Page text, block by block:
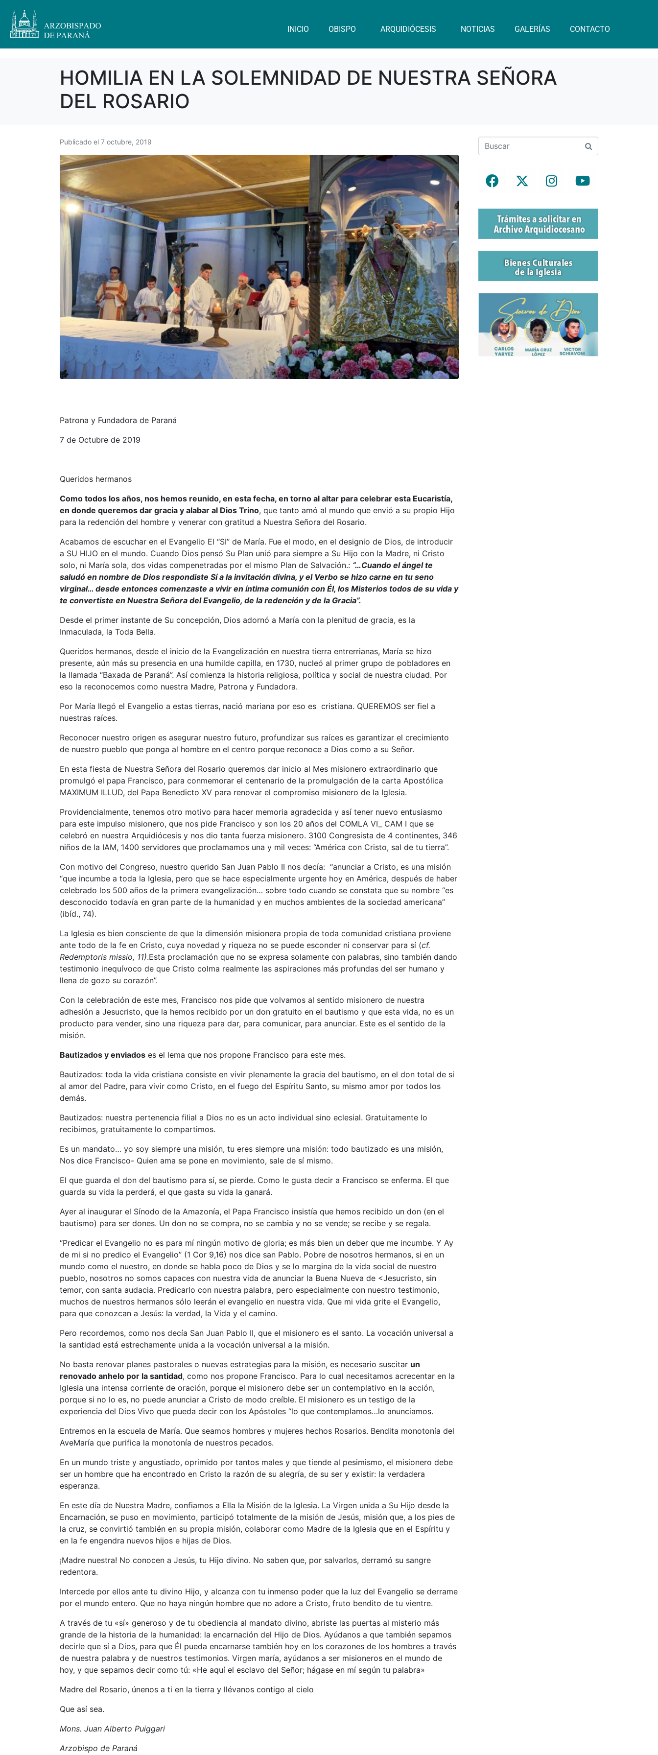
INICIO OBISPO ARQUIDIÓCESIS NOTICIAS GALERÍAS CONTACTO
HOMILIA EN LA SOLEMNIDAD DE NUESTRA SEÑORA
DEL ROSARIO
Publicado el 7 octubre, 2019
Patrona y Fundadora de Paraná
7 de Octubre de 2019
Queridos hermanos
Como todos los años, nos hemos reunido, en esta fecha, en torno al altar para celebrar esta Eucaristía,
en donde queremos dar gracia y alabar al Dios Trino, que tanto amó al mundo que envió a su propio Hijo
para la redención del hombre y venerar con gratitud a Nuestra Señora del Rosario.
Acabamos de escuchar en el Evangelio El “SI” de María. Fue el modo, en el designio de Dios, de introducir
a SU HIJO en el mundo. Cuando Dios pensó Su Plan unió para siempre a Su Hijo con la Madre, ni Cristo
solo, ni María sola, dos vidas compenetradas por el mismo Plan de Salvación.: “…Cuando el ángel te
saludó en nombre de Dios respondiste Sí a la invitación divina, y el Verbo se hizo carne en tu seno
virginal… desde entonces comenzaste a vivir en íntima comunión con Él, los Misterios todos de su vida y
te convertiste en Nuestra Señora del Evangelio, de la redención y de la Gracia”.
Desde el primer instante de Su concepción, Dios adornó a María con la plenitud de gracia, es la
Inmaculada, la Toda Bella.
Queridos hermanos, desde el inicio de la Evangelización en nuestra tierra entrerrianas, María se hizo
presente, aún más su presencia en una humilde capilla, en 1730, nucleó al primer grupo de pobladores en
la llamada “Baxada de Paraná”. Así comienza la historia religiosa, política y social de nuestra ciudad. Por
eso la reconocemos como nuestra Madre, Patrona y Fundadora.
Por María llegó el Evangelio a estas tierras, nació mariana por eso es cristiana. QUEREMOS ser fiel a
nuestras raíces.
Reconocer nuestro origen es asegurar nuestro futuro, profundizar sus raíces es garantizar el crecimiento
de nuestro pueblo que ponga al hombre en el centro porque reconoce a Dios como a su Señor.
En esta fiesta de Nuestra Señora del Rosario queremos dar inicio al Mes misionero extraordinario que
promulgó el papa Francisco, para conmemorar el centenario de la promulgación de la carta Apostólica
MAXIMUM ILLUD, del Papa Benedicto XV para renovar el compromiso misionero de la Iglesia.
Providencialmente, tenemos otro motivo para hacer memoria agradecida y así tener nuevo entusiasmo
para este impulso misionero, que nos pide Francisco y son los 20 años del COMLA VI_ CAM I que se
celebró en nuestra Arquidiócesis y nos dio tanta fuerza misionero. 3100 Congresista de 4 continentes, 346
niños de la IAM, 1400 servidores que proclamamos una y mil veces: “América con Cristo, sal de tu tierra”.
Con motivo del Congreso, nuestro querido San Juan Pablo II nos decía: “anunciar a Cristo, es una misión
“que incumbe a toda la Iglesia, pero que se hace especialmente urgente hoy en América, después de haber
celebrado los 500 años de la primera evangelización… sobre todo cuando se constata que su nombre “es
desconocido todavía en gran parte de la humanidad y en muchos ambientes de la sociedad americana”
(ibíd., 74).
La Iglesia es bien consciente de que la dimensión misionera propia de toda comunidad cristiana proviene
ante todo de la fe en Cristo, cuya novedad y riqueza no se puede esconder ni conservar para sí (cf.
Redemptoris missio, 11).Esta proclamación que no se expresa solamente con palabras, sino también dando
testimonio inequívoco de que Cristo colma realmente las aspiraciones más profundas del ser humano y
llena de gozo su corazón”.
Con la celebración de este mes, Francisco nos pide que volvamos al sentido misionero de nuestra
adhesión a Jesucristo, que la hemos recibido por un don gratuito en el bautismo y que esta vida, no es un
producto para vender, sino una riqueza para dar, para comunicar, para anunciar. Este es el sentido de la
misión.
Bautizados y enviados es el lema que nos propone Francisco para este mes.
Bautizados: toda la vida cristiana consiste en vivir plenamente la gracia del bautismo, en el don total de si
al amor del Padre, para vivir como Cristo, en el fuego del Espíritu Santo, su mismo amor por todos los
demás.
Bautizados: nuestra pertenencia filial a Dios no es un acto individual sino eclesial. Gratuitamente lo
recibimos, gratuitamente lo compartimos.
Es un mandato… yo soy siempre una misión, tu eres siempre una misión: todo bautizado es una misión,
Nos dice Francisco- Quien ama se pone en movimiento, sale de sí mismo.
El que guarda el don del bautismo para sí, se pierde. Como le gusta decir a Francisco se enferma. El que
guarda su vida la perderá, el que gasta su vida la ganará.
Ayer al inaugurar el Sínodo de la Amazonía, el Papa Francisco insistía que hemos recibido un don (en el
bautismo) para ser dones. Un don no se compra, no se cambia y no se vende; se recibe y se regala.
“Predicar el Evangelio no es para mí ningún motivo de gloria; es más bien un deber que me incumbe. Y Ay
de mi si no predico el Evangelio” (1 Cor 9,16) nos dice san Pablo. Pobre de nosotros hermanos, si en un
mundo como el nuestro, en donde se habla poco de Dios y se lo margina de la vida social de nuestro
pueblo, nosotros no somos capaces con nuestra vida de anunciar la Buena Nueva de <Jesucristo, sin
temor, con santa audacia. Predicarlo con nuestra palabra, pero especialmente con nuestro testimonio,
muchos de nuestros hermanos sólo leerán el evangelio en nuestra vida. Que mi vida grite el Evangelio,
para que conozcan a Jesús: la verdad, la Vida y el camino.
Pero recordemos, como nos decía San Juan Pablo II, que el misionero es el santo. La vocación universal a
la santidad está estrechamente unida a la vocación universal a la misión.
No basta renovar planes pastorales o nuevas estrategias para la misión, es necesario suscitar un
renovado anhelo por la santidad, como nos propone Francisco. Para lo cual necesitamos acrecentar en la
Iglesia una intensa corriente de oración, porque el misionero debe ser un contemplativo en la acción,
porque si no lo es, no puede anunciar a Cristo de modo creíble. El misionero es un testigo de la
experiencia del Dios Vivo que pueda decir con los Apóstoles “lo que contemplamos…lo anunciamos.
Entremos en la escuela de María. Que seamos hombres y mujeres hechos Rosarios. Bendita monotonía del
AveMaría que purifica la monotonía de nuestros pecados.
En un mundo triste y angustiado, oprimido por tantos males y que tiende al pesimismo, el misionero debe
ser un hombre que ha encontrado en Cristo la razón de su alegría, de su ser y existir: la verdadera
esperanza.
En este día de Nuestra Madre, confiamos a Ella la Misión de la Iglesia. La Virgen unida a Su Hijo desde la
Encarnación, se puso en movimiento, participó totalmente de la misión de Jesús, misión que, a los pies de
la cruz, se convirtió también en su propia misión, colaborar como Madre de la Iglesia que en el Espíritu y
en la fe engendra nuevos hijos e hijas de Dios.
¡Madre nuestra! No conocen a Jesús, tu Hijo divino. No saben que, por salvarlos, derramó su sangre
redentora.
Intercede por ellos ante tu divino Hijo, y alcanza con tu inmenso poder que la luz del Evangelio se derrame
por el mundo entero. Que no haya ningún hombre que no adore a Cristo, fruto bendito de tu vientre.
A través de tu «sí» generoso y de tu obediencia al mandato divino, abriste las puertas al misterio más
grande de la historia de la humanidad: la encarnación del Hijo de Dios. Ayúdanos a que también sepamos
decirle que sí a Dios, para que Él pueda encarnarse también hoy en los corazones de los hombres a través
de nuestra palabra y de nuestros testimonios. Virgen maría, ayúdanos a ser misioneros en el mundo de
hoy, y que sepamos decir como tú: «He aquí el esclavo del Señor; hágase en mí según tu palabra»
Madre del Rosario, únenos a ti en la tierra y llévanos contigo al cielo
Que así sea.
Mons. Juan Alberto Puiggari
Arzobispo de Paraná